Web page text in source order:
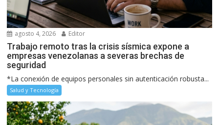
agosto 4, 2026 Editor
Trabajo remoto tras la crisis sísmica expone a
empresas venezolanas a severas brechas de
seguridad
*La conexión de equipos personales sin autenticación robusta...
Salud y Tecnología